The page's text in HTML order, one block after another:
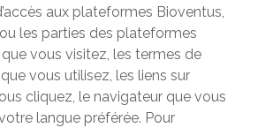
aux plateformes Bioventus,
les parties des plateformes
vous visitez, les termes de
vous utilisez, les liens sur
cliquez, le navigateur que vous
langue préférée. Pour